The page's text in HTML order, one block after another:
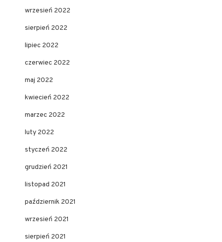
wrzesień 2022
sierpień 2022
lipiec 2022
czerwiec 2022
maj 2022
kwiecień 2022
marzec 2022
luty 2022
styczeń 2022
grudzień 2021
listopad 2021
październik 2021
wrzesień 2021
sierpień 2021